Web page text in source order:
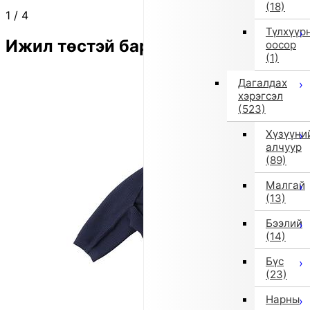
(18)
оосор
(1)
Дагалдах
хэрэгсэл
(523)
алчуур
(89)
Малгай
(13)
Бээлий
(14)
Бүс
(23)
Нарны
1 / 4
Ижил төстэй бараа